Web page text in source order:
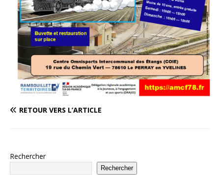
RETOUR VERS L’ARTICLE
Rechercher
Rechercher